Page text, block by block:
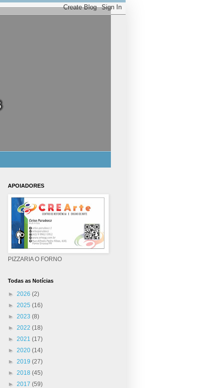
APOIADORES
PIZZARIA O FORNO
Todas as Notícias
► 2026 (2)
► 2025 (16)
► 2023 (8)
► 2022 (18)
► 2021 (17)
► 2020 (14)
► 2019 (27)
► 2018 (45)
► 2017 (59)